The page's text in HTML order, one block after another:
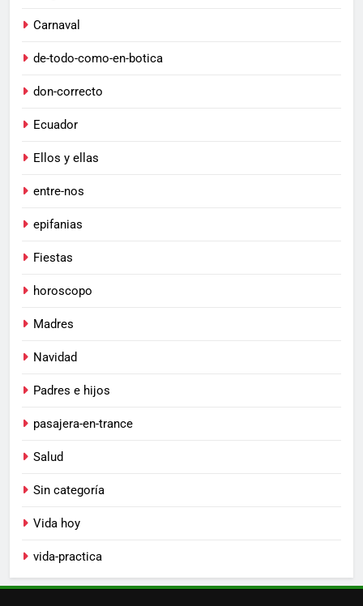
Carnaval
de-todo-como-en-botica
don-correcto
Ecuador
Ellos y ellas
entre-nos
epifanias
Fiestas
horoscopo
Madres
Navidad
Padres e hijos
pasajera-en-trance
Salud
Sin categoría
Vida hoy
vida-practica